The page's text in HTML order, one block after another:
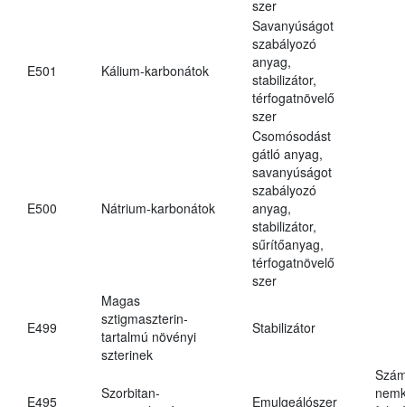
szer
E501 Kálium-karbonátok
Savanyúságot
szabályozó
anyag,
stabilizátor,
térfogatnövelő
szer
E500 Nátrium-karbonátok
Csomósodást
gátló anyag,
savanyúságot
szabályozó
anyag,
stabilizátor,
sűrítőanyag,
térfogatnövelő
szer
E499
Magas
sztigmaszterin-
tartalmú növényi
szterinek
Stabilizátor
E495
Szorbitan-
Emulgeálószer